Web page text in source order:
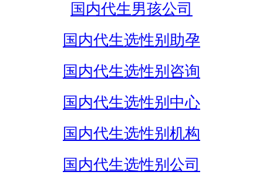
国内代生男孩公司
国内代生选性别助孕
国内代生选性别咨询
国内代生选性别中心
国内代生选性别机构
国内代生选性别公司